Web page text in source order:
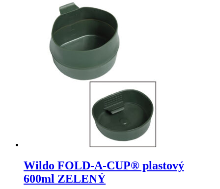
Wildo FOLD-A-CUP® plastový
600ml ZELENÝ